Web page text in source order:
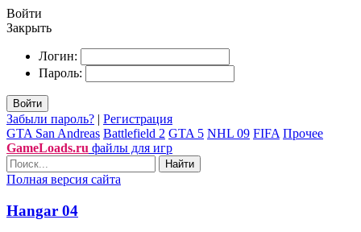
Войти
Закрыть
Логин:
Пароль:
Войти
Забыли пароль? | Регистрация
GTA San Andreas Battlefield 2 GTA 5 NHL 09 FIFA Прочее
GameLoads.ru файлы для игр
Найти
Полная версия сайта
Hangar 04